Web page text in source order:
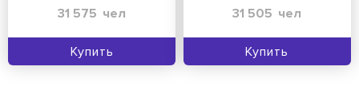
31 575 чел
Купить
31 505 чел
Купить